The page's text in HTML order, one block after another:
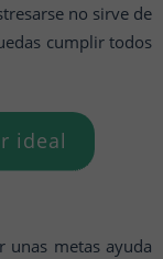
no sirve de
cumplir todos
ideal
unas metas ayuda